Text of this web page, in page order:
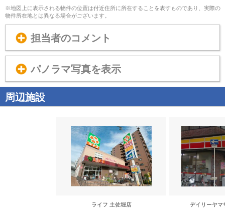
※地図上に表示される物件の位置は付近住所に所在することを表すものであり、実際の
物件所在地とは異なる場合がございます。
担当者のコメント
パノラマ写真を表示
周辺施設
ライフ 土佐堀店 デイリーヤマ